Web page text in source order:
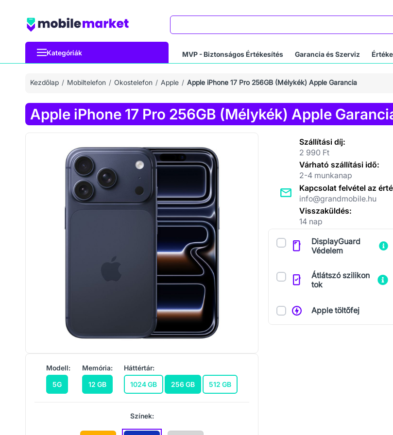
Kategóriák MVP - Biztonságos Értékesítés Garancia és Szerviz
Kezdőlap Mobiltelefon Okostelefon Apple Apple iPhone 17 Pro 256GB (Mélykék) Apple Garancia
Apple iPhone 17 Pro 256GB (Mélykék) Apple
Modell:
5G
Memória:
12 GB
Háttértár:
1024 GB
256 GB 512 GB
Színek:
Szállítási díj:
2 990 Ft
Várható szállítási idő:
2-4 munkanap
Kapcsolat felvétel az
info@grandmobile.hu
Visszaküldés:
14 nap
Kiegészítők
DisplayGuard
Védelem
Átlátszó szilikon
tok
Apple töltőfej